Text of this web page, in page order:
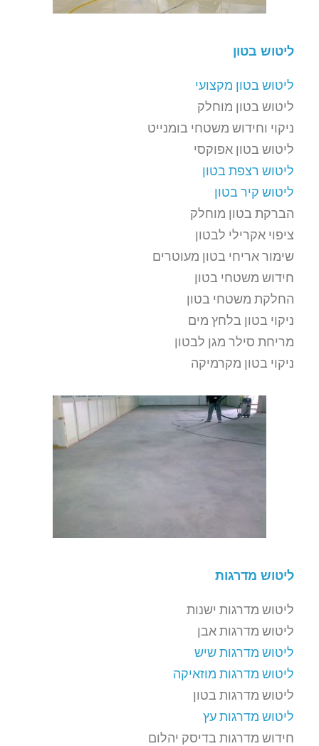
ליטוש בטון
ליטוש בטון מקצועי
ליטוש בטון מוחלק
ניקוי וחידוש משטחי בומנייט
ליטוש בטון אפוקסי
ליטוש רצפת בטון
ליטוש קיר בטון
הברקת בטון מוחלק
ציפוי אקרילי לבטון
שימור אריחי בטון מעוטרים
חידוש משטחי בטון
החלקת משטחי בטון
ניקוי בטון בלחץ מים
מריחת סילר מגן לבטון
ניקוי בטון מקרמיקה
ליטוש מדרגות
ליטוש מדרגות ישנות
ליטוש מדרגות אבן
ליטוש מדרגות שיש
ליטוש מדרגות מוזאיקה
ליטוש מדרגות בטון
ליטוש מדרגות עץ
חידוש מדרגות בדיסק יהלום